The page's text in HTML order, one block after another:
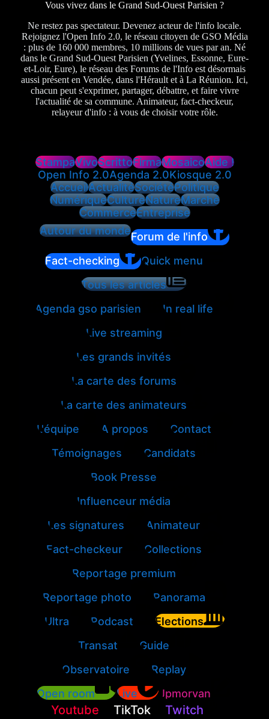
Vous vivez dans le Grand Sud-Ouest Parisien ?
Ne restez pas spectateur. Devenez acteur de l'info locale.
Rejoignez l'Open Info 2.0, le réseau citoyen de GSO Média
: plus de 160 000 membres, 10 millions de vues par an. Né
dans le Grand Sud-Ouest Parisien (Yvelines, Essonne, Eure-
et-Loir, Eure), le réseau des Forums de l'Info est désormais
aussi présent en Vendée, dans l'Hérault et à La Réunion. Ici,
chacun peut s'exprimer, partager, débattre, et faire vivre
l'actualité de sa commune. Animateur, fact-checkeur,
relayeur d'info : à vous de choisir votre rôle.
StampaVivoScrittoFirmaMosaicoAide !
Open Info 2.0Agenda 2.0Kiosque 2.0
AccueilActualitéSociétéPolitique
NumériqueCultureNatureMarché
CommerceEntreprise
Autour du mondeForum de l'info
Fact-checking
Quick menu
Tous les articles
Agenda gso parisien
In real life
Live streaming
Les grands invités
La carte des forums
La carte des animateurs
L'équipe
A propos
Contact
Témoignages
Candidats
Book Presse
Influenceur média
Les signatures
Animateur
Fact-checkeur
Collections
Reportage premium
Reportage photo
Panorama
Ultra
Podcast
Elections
Transat
Guide
Observatoire
Replay
Open room
Live Jpmorvan
Youtube TikTok
Twitch